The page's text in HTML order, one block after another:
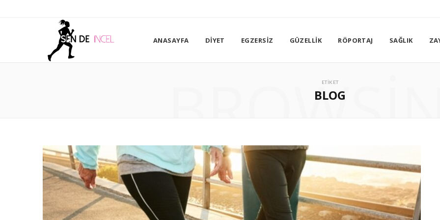
ANASAYFA DIYET EGZERSIZ GÜZELLIK RÖPORTAJ SAĞLIK
ETIKET
BLOG